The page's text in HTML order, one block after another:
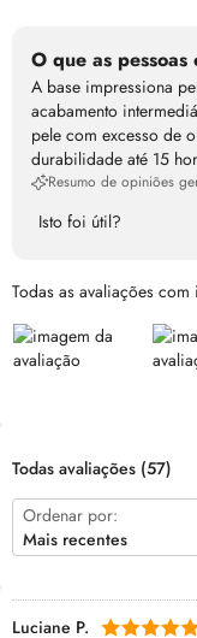
O que as pessoas
A base impressiona
acabamento
pele com excesso de
durabilidade até 15
Resumo de opiniões
Isto foi útil?
Todas as avaliações com
Todas avaliações (57)
Ordenar por:
Mais recentes
Luciane P.